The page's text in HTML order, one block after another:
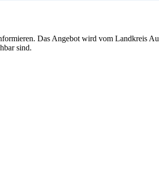
Das Angebot wird vom Landkreis
sind.